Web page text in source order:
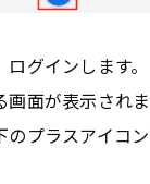
グインします。
画面が表示され
プラスアイコ